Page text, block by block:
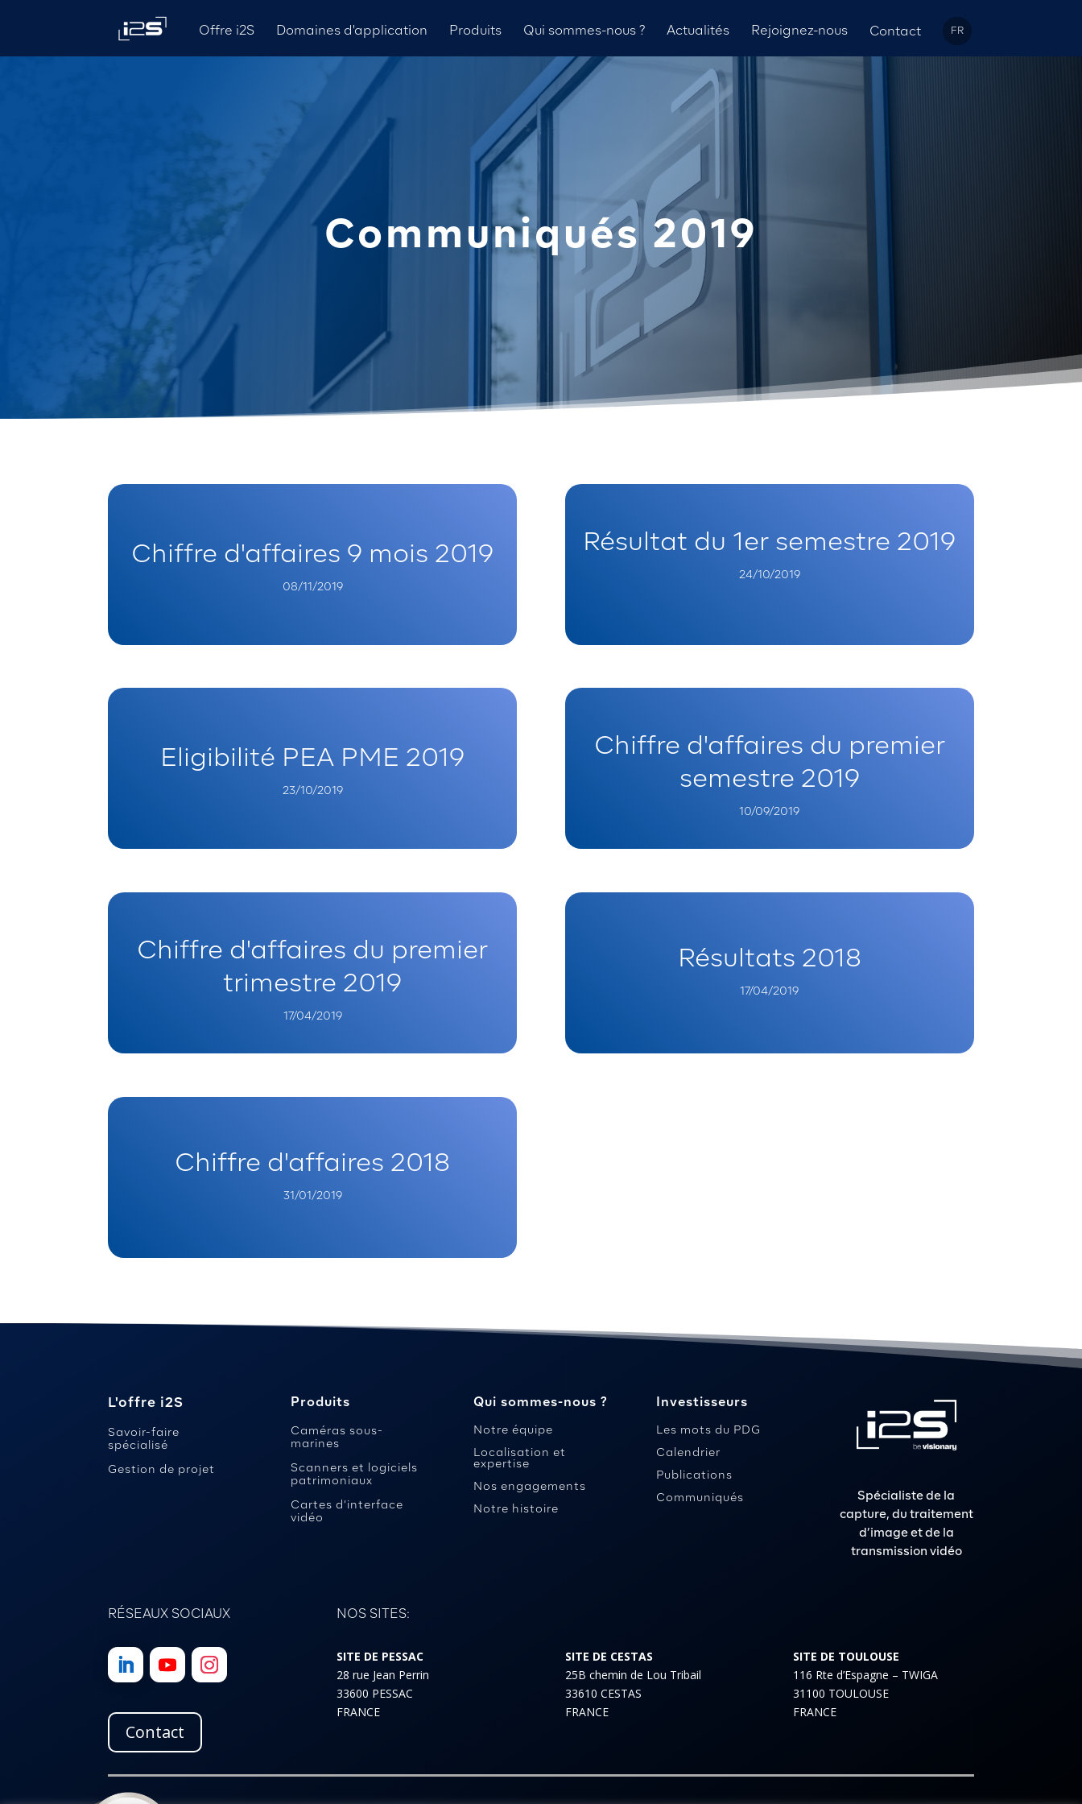
Offre i2S Domaines d'application Produits Qui sommes-nous ? Actualités Rejoignez-nous Contact FR
Communiqués 2019
Chiffre d'affaires 9 mois 2019
08/11/2019
Résultat du 1er semestre 2019
24/10/2019
Eligibilité PEA PME 2019
23/10/2019
Chiffre d'affaires du premier
semestre 2019
10/09/2019
Chiffre d'affaires du premier
trimestre 2019
17/04/2019
Résultats 2018
17/04/2019
Chiffre d'affaires 2018
31/01/2019
L'offre i2S
Savoir-faire
spécialisé
Gestion de projet
Produits
Caméras sous-
marines
Scanners et logiciels
patrimoniaux
Cartes d’interface
vidéo
Qui sommes-nous ?
Notre équipe
Localisation et
expertise
Nos engagements
Notre histoire
Investisseurs
Les mots du PDG
Calendrier
Publications
Communiqués
Spécialiste de la
capture, du traitement
d’image et de la
transmission vidéo
RÉSEAUX SOCIAUX
Contact
NOS SITES:
SITE DE PESSAC
28 rue Jean Perrin
33600 PESSAC
FRANCE
SITE DE CESTAS
25B chemin de Lou Tribail
33610 CESTAS
FRANCE
SITE DE TOULOUSE
116 Rte d’Espagne – TWIGA
31100 TOULOUSE
FRANCE